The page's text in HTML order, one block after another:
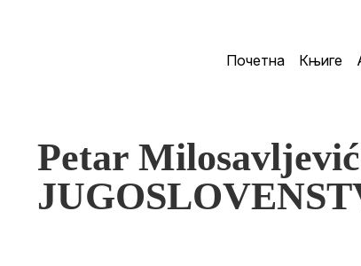
Почетна Књиге
Petar